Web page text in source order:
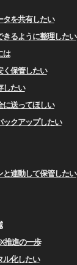
タを共有したい
るように整理したい
は
く保管したい
したい
に送ってほしい
クアップしたい
連動して保管したい
推進の一歩
ル化したい